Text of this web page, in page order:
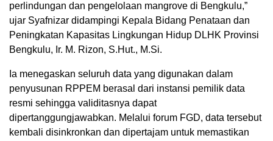
perlindungan dan pengelolaan mangrove di Bengkulu,”
ujar Syafnizar didampingi Kepala Bidang Penataan dan
Peningkatan Kapasitas Lingkungan Hidup DLHK Provinsi
Bengkulu, Ir. M. Rizon, S.Hut., M.Si.
Ia menegaskan seluruh data yang digunakan dalam
penyusunan RPPEM berasal dari instansi pemilik data
resmi sehingga validitasnya dapat
dipertanggungjawabkan. Melalui forum FGD, data tersebut
kembali disinkronkan dan dipertajam untuk memastikan